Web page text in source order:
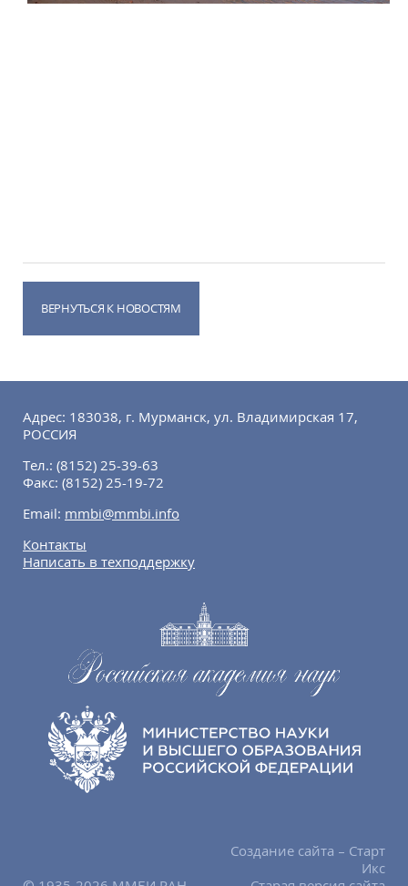
ВЕРНУТЬСЯ К НОВОСТЯМ
Адрес: 183038, г. Мурманск, ул. Владимирская 17,
РОССИЯ
Тел.: (8152) 25-39-63
Факс: (8152) 25-19-72
Email: mmbi@mmbi.info
Контакты
Написать в техподдержку
Создание сайта – Старт
Икс